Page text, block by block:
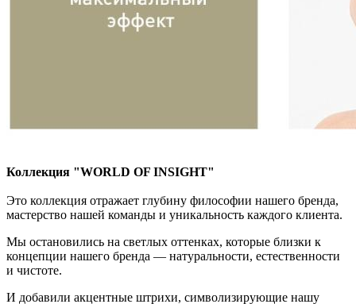
Коллекция "WORLD OF INSIGHT"
Это коллекция отражает глубину философии нашего бренда,
мастерство нашей команды и уникальность каждого клиента.
Мы остановились на светлых оттенках, которые близки к
концепции нашего бренда — натуральности, естественности
и чистоте.
И добавили акцентные штрихи, символизирующие нашу